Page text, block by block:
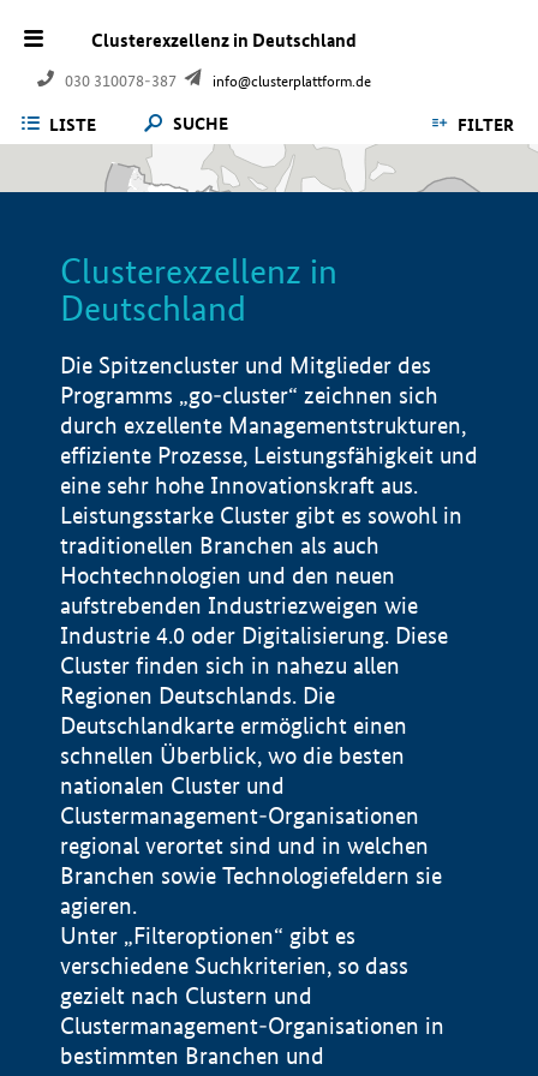
Clusterexzellenz in Deutschland
030 310078-387 info@clusterplattform.de
LISTE SUCHE FILTER
Clusterexzellenz in
Deutschland
Die Spitzencluster und Mitglieder des
Programms „go-cluster“ zeichnen sich
durch exzellente Managementstrukturen,
effiziente Prozesse, Leistungsfähigkeit und
eine sehr hohe Innovationskraft aus.
Leistungsstarke Cluster gibt es sowohl in
traditionellen Branchen als auch
Hochtechnologien und den neuen
aufstrebenden Industriezweigen wie
Industrie 4.0 oder Digitalisierung. Diese
Cluster finden sich in nahezu allen
Regionen Deutschlands. Die
Deutschlandkarte ermöglicht einen
schnellen Überblick, wo die besten
nationalen Cluster und
Clustermanagement-Organisationen
regional verortet sind und in welchen
Branchen sowie Technologiefeldern sie
agieren.
Unter „Filteroptionen“ gibt es
verschiedene Suchkriterien, so dass
gezielt nach Clustern und
Clustermanagement-Organisationen in
bestimmten Branchen und
Impressum
Datenschutzerklärung
BMWE, 2026 ©
100 km © Geobasis-DE / BKG 2015